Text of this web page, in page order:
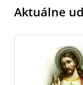
Aktuálne